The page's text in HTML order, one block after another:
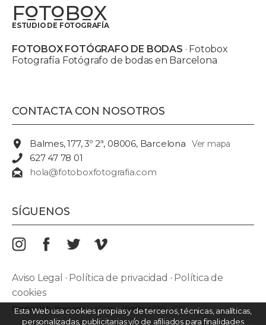
FOTOBOX
ESTUDIO DE FOTOGRAFÍA
FOTOBOX FOTÓGRAFO DE BODAS · Fotobox
Fotografía Fotógrafo de bodas en Barcelona
CONTACTA CON NOSOTROS
Balmes, 177, 3º 2ª, 08006, Barcelona Ver mapa
627 47 78 01
hola@fotoboxfotografia.com
SÍGUENOS
Aviso Legal · Política de privacidad · Política de
cookies
Diseño Web: Buscaprat·aColor Validar:HTML·CSS
Esta Web usa cookies propias y de terceros, técnicas, analíticas,
personalizadas, publicitarias y/o de afiliados para finalidades